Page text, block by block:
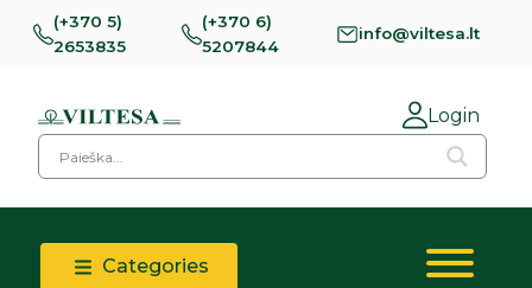
(+370 5)
2653835
(+370 6)
5207844
info@viltesa.lt
Login
Categories